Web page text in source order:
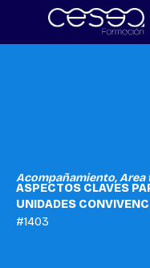
content
Acompañamiento,Area
ASPECTOS CLAVES
UNIDADES
#1403